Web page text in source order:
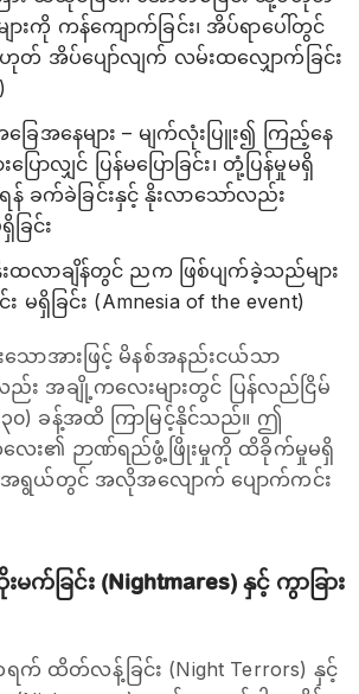
ျားကို ကန်ကျောက်ခြင်း၊ အိပ်ရာပေါ်တွင်
တ် အိပ်ပျော်လျက် လမ်းထလျှောက်ခြင်း
)
ြေအနေများ – မျက်လုံးပြူး၍ ကြည့်နေ
ောလျှင် ပြန်မပြောခြင်း၊ တုံ့ပြန်မှုမရှိ
းရန် ခက်ခဲခြင်းနှင့် နိုးလာသော်လည်း
ြင်း
ထလာချိန်တွင် ညက ဖြစ်ပျက်ခဲ့သည်များ
မရှိခြင်း (Amnesia of the event)
ောအားဖြင့် မိနစ်အနည်းငယ်သာ
း အချို့ကလေးများတွင် ပြန်လည်ငြိမ်
၀) ခန့်အထိ ကြာမြင့်နိုင်သည်။ ဤ
ေး၏ ဉာဏ်ရည်ဖွံ့ဖြိုးမှုကို ထိခိုက်မှုမရှိ
ယ်တွင် အလိုအလျောက် ပျောက်ကင်း
ြင်း (Nightmares) နှင့် ကွာခြား
ထိတ်လန့်ခြင်း (Night Terrors) နှင့်